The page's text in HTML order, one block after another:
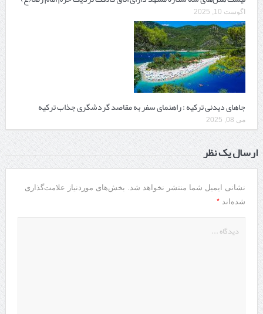
آگوست 10, 2025
جاهای دیدنی ترکیه : راهنمای سفر به مقاصد گردشگری جذاب ترکیه
می 08, 2025
ارسال یک نظر
نشانی ایمیل شما منتشر نخواهد شد. بخش‌های موردنیاز علامت‌گذاری
شده‌اند *